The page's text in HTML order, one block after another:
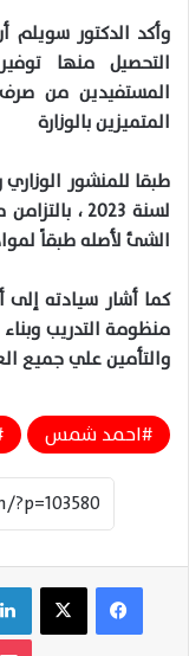
وأكد الدكتور
التحصيل منها
المستفيدين من صرف
المتميزين بالوزارة
لسنة ٢٠٢٣ ،
الشئ لأصله طبقاً
كما أشار سيادته
منظومة التدريب
والتأمين علي جميع
احمد شمس
فيسبوك ‫X